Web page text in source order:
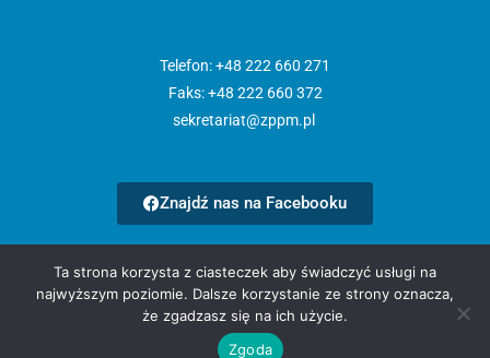
Telefon: +48 222 660 271
Faks: +48 222 660 372
sekretariat@zppm.pl
Znajdź nas na Facebooku
Aktualności
O nas
Członkowie
Ta strona korzysta z ciasteczek aby świadczyć usługi na
najwyższym poziomie. Dalsze korzystanie ze strony oznacza,
że zgadzasz się na ich użycie.
Zgoda